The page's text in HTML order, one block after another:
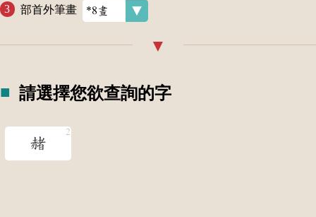
部首外筆畫
請選擇您欲查詢的字
赭